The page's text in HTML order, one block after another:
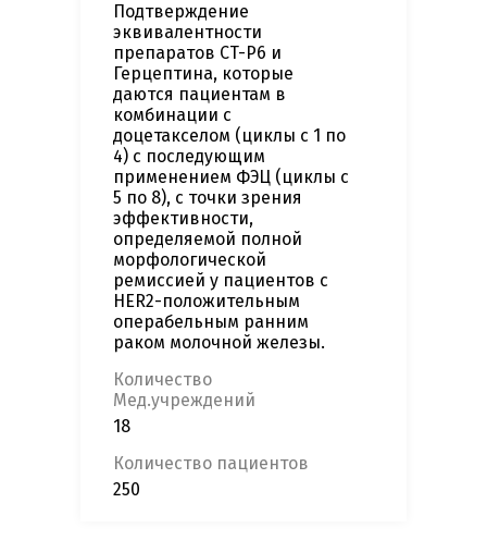
Подтверждение
эквивалентности
препаратов CT-P6 и
Герцептина, которые
даются пациентам в
комбинации с
доцетакселом (циклы с 1 по
4) с последующим
применением ФЭЦ (циклы с
5 по 8), с точки зрения
эффективности,
определяемой полной
морфологической
ремиссией у пациентов с
HER2-положительным
операбельным ранним
раком молочной железы.
Количество
Мед.учреждений
18
Количество пациентов
250